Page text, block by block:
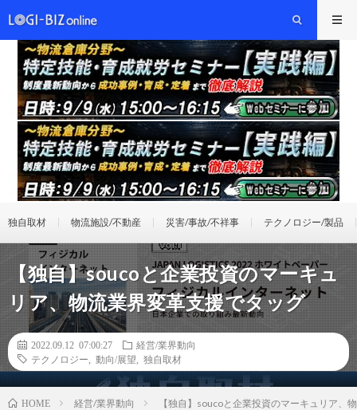
独自取材 物流施設/不動産 災害/事故/不祥事 テクノロジー/製品
【独自】soucoと企業投資のマーキュ
リア、物流業界変革支援でタッグ
2022.09.12 07:00:27
経営/業界動向
テクノロジー
動向/展望 独自取材
HOME 経営/業界動向 【独自】soucoと企業投資のマーキュリア、